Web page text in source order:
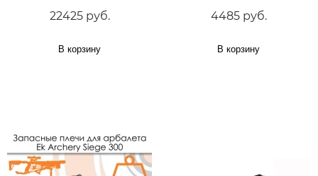
22425 руб.
В корзину
4485 руб.
В корзину